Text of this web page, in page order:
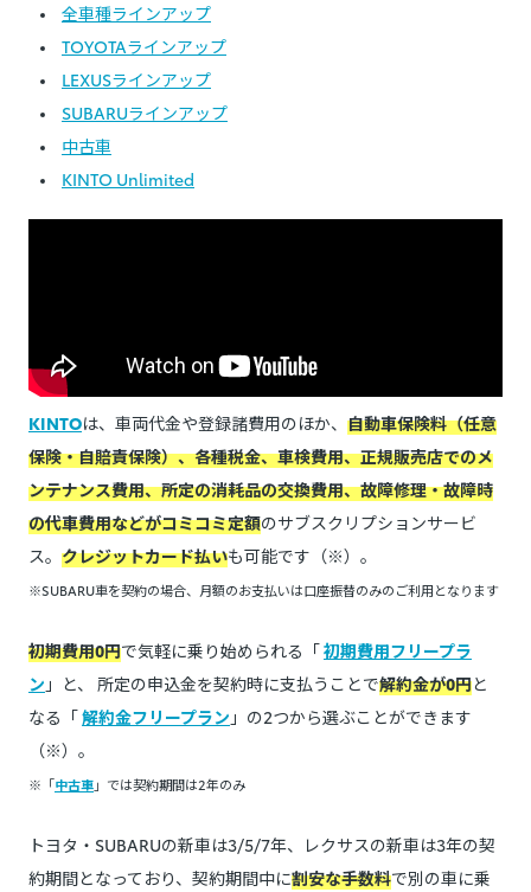
全車種ラインアップ
TOYOTAラインアップ
LEXUSラインアップ
SUBARUラインアップ
中古車
KINTO Unlimited
KINTOは、車両代金や登録諸費用のほか、 自動車保険料（任意
保険・自賠責保険）、各種税金、車検費用、正規販売店でのメ
ンテナンス費用、所定の消耗品の交換費用、故障修理・故障時
の代車費用などがコミコミ定額のサブスクリプションサービ
ス。 クレジットカード払いも可能です（※）。
※SUBARU車を契約の場合、月額のお支払いは口座振替のみのご利用となります
初期費用0円で気軽に乗り始められる「初期費用フリープラ
ン 」と、 所定の申込金を契約時に支払うことで解約金が0円と
なる「解約金フリープラン 」の2つから選ぶことができます
（※）。
※「中古車」では契約期間は2年のみ
トヨタ・SUBARUの新車は3/5/7年、レクサスの新車は3年の契
約期間となっており、契約期間中に割安な手数料で別の車に乗